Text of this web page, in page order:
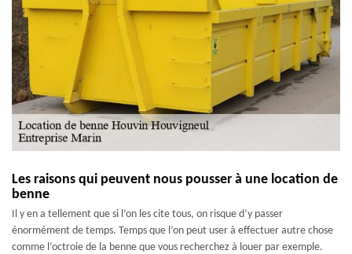
Les raisons qui peuvent nous pousser à une location de
benne
Il y en a tellement que si l’on les cite tous, on risque d’y passer
énormément de temps. Temps que l’on peut user à effectuer autre chose
comme l’octroie de la benne que vous recherchez à louer par exemple.